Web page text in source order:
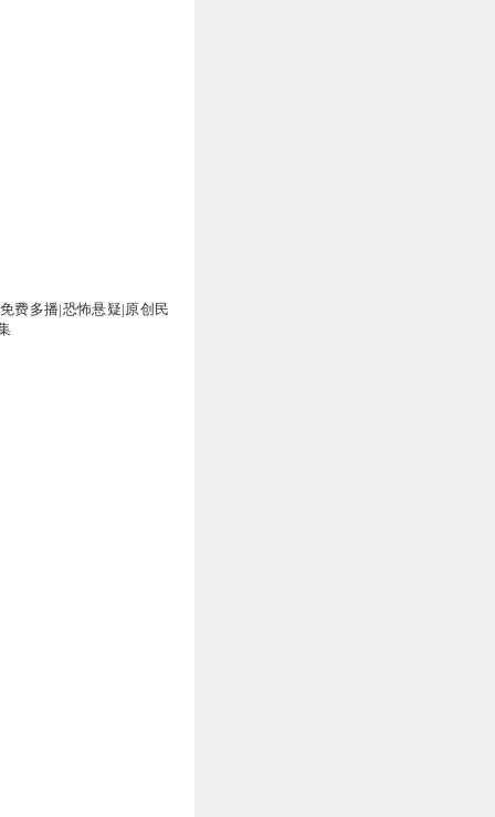
费多播|恐怖悬疑|原创民